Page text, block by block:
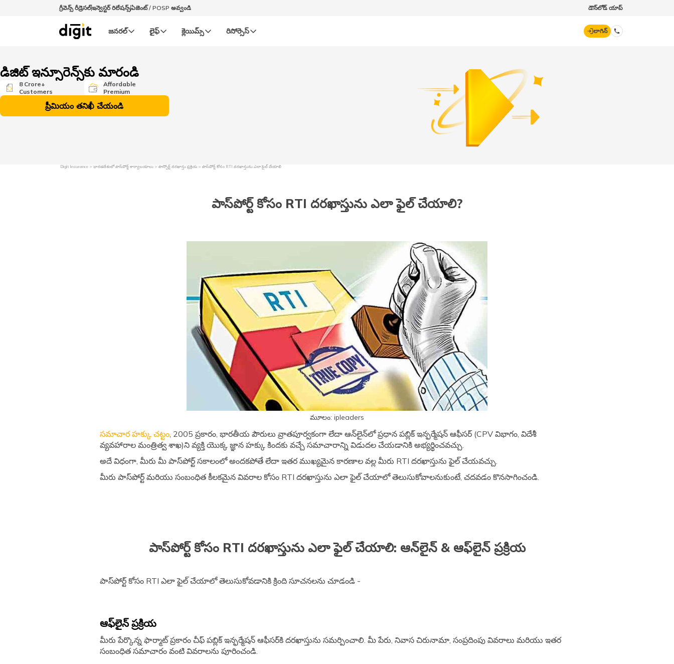
గ్రీవెన్స్ రీడ్రెసల్‌ఇన్వెస్టర్ రిలేషన్స్ఏజెంట్ / POSP అవ్వండి డౌన్‌లోడ్ యాప్
జనరల్‌ లైఫ్‌ క్లెయిమ్స్‌ రిసోర్సెస్‌ లాగిన్
డిజిట్ ఇన్సూరెన్స్‌కు మారండి
8 Crore+
Customers
Affordable
Premium
ప్రీమియం తనిఖీ చేయండి
Digit Insurance భారతదేశంలో పాస్‌పోర్ట్ కార్యాలయాలు పాస్పోర్ట్ దరఖాస్తు ప్రక్రియ పాస్‌పోర్ట్ కోసం RTI దరఖాస్తును ఎలా ఫైల్ చేయాలి
పాస్‌పోర్ట్ కోసం RTI దరఖాస్తును ఎలా ఫైల్ చేయాలి?
మూలం: ipleaders
సమాచార హక్కు చట్టం , 2005 ప్రకారం, భారతీయ పౌరులు వ్రాతపూర్వకంగా లేదా ఆన్‌లైన్‌లో ప్రధాన పబ్లిక్ ఇన్ఫర్మేషన్ ఆఫీసర్ (CPV విభాగం, విదేశీ
వ్యవహారాల మంత్రిత్వ శాఖ)ని వ్యక్తి యొక్క జ్ఞాన హక్కు కిందకు వచ్చే సమాచారాన్ని విడుదల చేయడానికి అభ్యర్థించవచ్చు.
అదే విధంగా, మీరు మీ పాస్‌పోర్ట్ సకాలంలో అందకపోతే లేదా ఇతర ముఖ్యమైన కారణాల వల్ల మీరు RTI దరఖాస్తును ఫైల్ చేయవచ్చు.
మీరు పాస్‌పోర్ట్ మరియు సంబంధిత కీలకమైన వివరాల కోసం RTI దరఖాస్తును ఎలా ఫైల్ చేయాలో తెలుసుకోవాలనుకుంటే, చదవడం కొనసాగించండి.
పాస్‌పోర్ట్ కోసం RTI దరఖాస్తును ఎలా ఫైల్ చేయాలి: ఆన్‌లైన్ & ఆఫ్‌లైన్ ప్రక్రియ
పాస్‌పోర్ట్ కోసం RTI ఎలా ఫైల్ చేయాలో తెలుసుకోవడానికి క్రింది సూచనలను చూడండి -
ఆఫ్‌లైన్ ప్రక్రియ
మీరు పేర్కొన్న ఫార్మాట్ ప్రకారం చీఫ్ పబ్లిక్ ఇన్ఫర్మేషన్ ఆఫీసర్‌కి దరఖాస్తును సమర్పించాలి. మీ పేరు, నివాస చిరునామా, సంప్రదింపు వివరాలు మరియు ఇతర
సంబంధిత సమాచారం వంటి వివరాలను పూరించండి.